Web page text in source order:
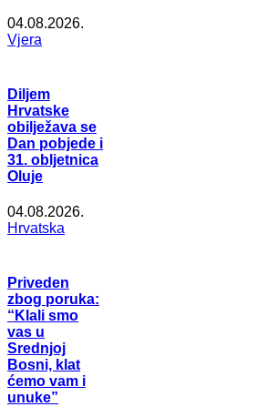
04.08.2026.
Vjera
Diljem
Hrvatske
obilježava se
Dan pobjede i
31. obljetnica
Oluje
04.08.2026.
Hrvatska
Priveden
zbog poruka:
“Klali smo
vas u
Srednjoj
Bosni, klat
ćemo vam i
unuke”